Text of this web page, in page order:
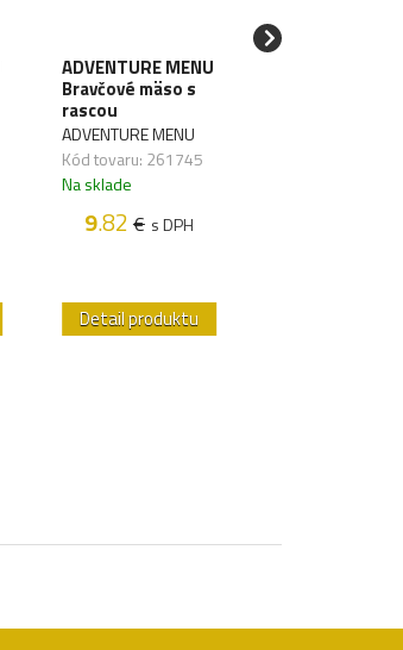
ADVENTURE MENU
Bravčové mäso s
rascou
ADVENTURE MENU
Kód tovaru: 261745
Na sklade
9.82 € s DPH
Detail produktu